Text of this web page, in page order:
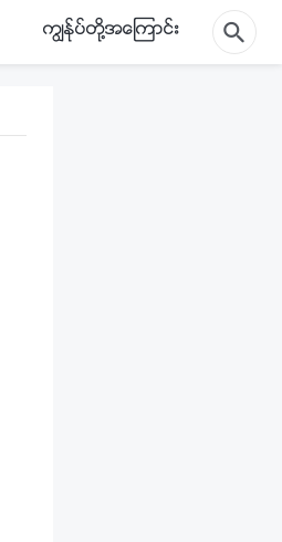
ကြၽန္ုပ္တို႔အေၾကာင္း